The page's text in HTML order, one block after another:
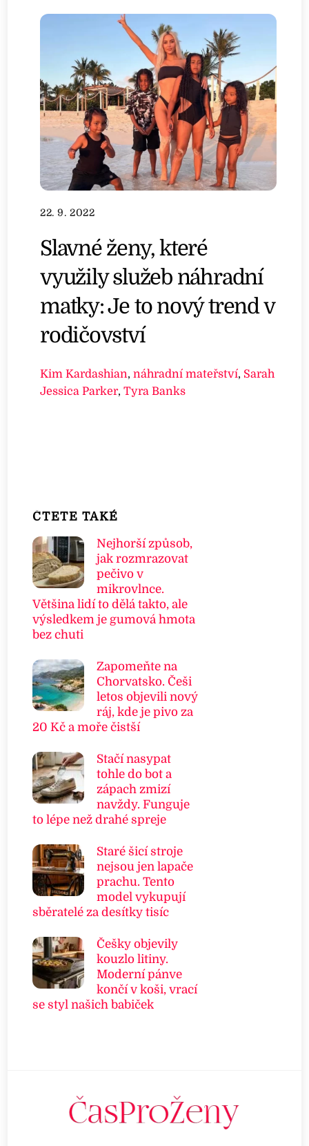
22. 9. 2022
Slavné ženy, které
využily služeb náhradní
matky: Je to nový trend v
rodičovství
Kim Kardashian,náhradní mateřství, Sarah
Jessica Parker,Tyra Banks
ČTETE TAKÉ
Nejhorší způsob,
jak rozmrazovat
pečivo v
mikrovlnce.
Většina lidí to dělá takto, ale
výsledkem je gumová hmota
bez chuti
Zapomeňte na
Chorvatsko. Češi
letos objevili nový
ráj, kde je pivo za
20 Kč a moře čistší
Stačí nasypat
tohle do bot a
zápach zmizí
navždy. Funguje
to lépe než drahé spreje
Staré šicí stroje
nejsou jen lapače
prachu. Tento
model vykupují
sběratelé za desítky tisíc
Češky objevily
kouzlo litiny.
Moderní pánve
končí v koši, vrací
se styl našich babiček